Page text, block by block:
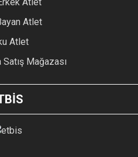
Atlet
Atlet
Mağazası